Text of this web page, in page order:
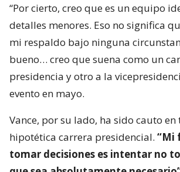
“Por cierto, creo que es un equipo
detalles menores. Eso no significa
mi respaldo bajo ninguna
bueno… creo que suena como un
presidencia y otro a la
evento en mayo.
Vance, por su lado, ha sido cauto
hipotética carrera presidencial. “Mi
tomar decisiones es intentar no